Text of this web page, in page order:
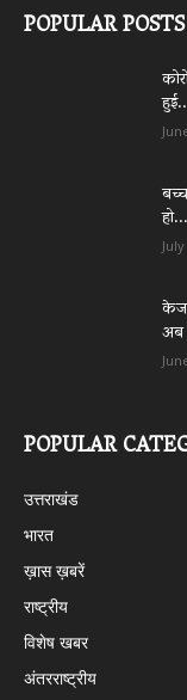
POPULAR POSTS
हो...
अब
POPULAR
उत्तराखंड
भारत
ख़ास ख़बरें
राष्ट्रीय
विशेष खबर
अंतरराष्ट्रीय